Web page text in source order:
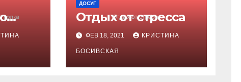
ДОСУГ
Отдых от стресса
ФЕВ 18, 2021 КРИСТИНА
БОСИВСКАЯ